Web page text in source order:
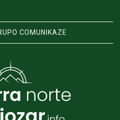
COMUNIKAZE